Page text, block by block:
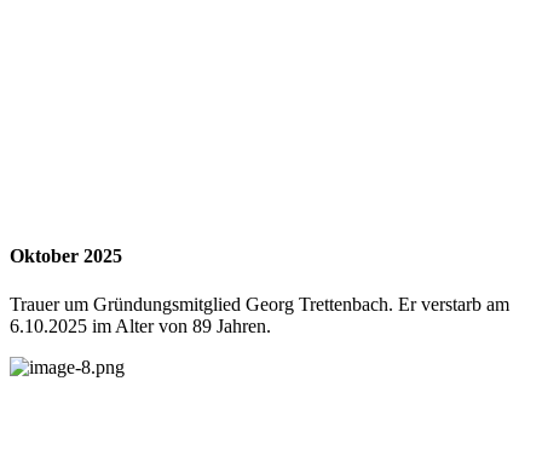
Oktober 2025
Trauer um Gründungsmitglied Georg Trettenbach. Er verstarb am
6.10.2025 im Alter von 89 Jahren.